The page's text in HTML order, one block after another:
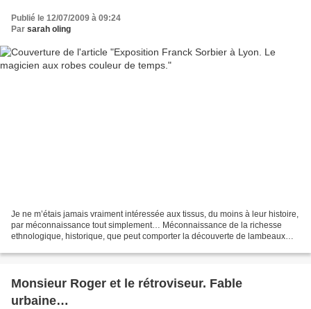
Publié le 12/07/2009 à 09:24
Par sarah oling
Je ne m’étais jamais vraiment intéressée aux tissus, du moins à leur histoire,
par méconnaissance tout simplement… Méconnaissance de la richesse
ethnologique, historique, que peut comporter la découverte de lambeaux
Monsieur Roger et le rétroviseur. Fable
urbaine…